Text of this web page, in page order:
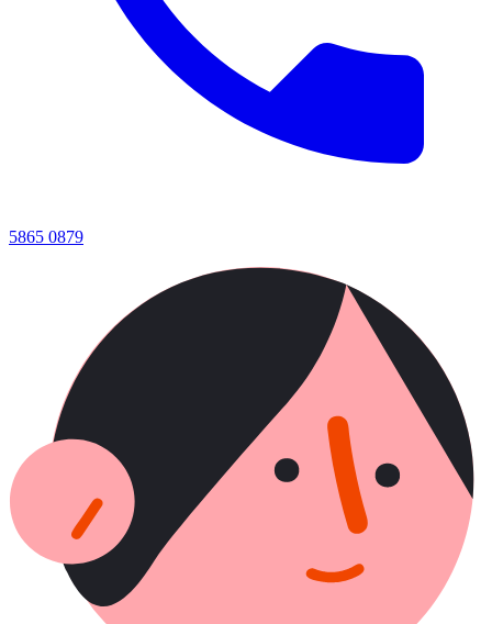
5865 0879